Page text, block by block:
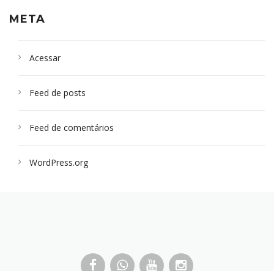
META
Acessar
Feed de posts
Feed de comentários
WordPress.org